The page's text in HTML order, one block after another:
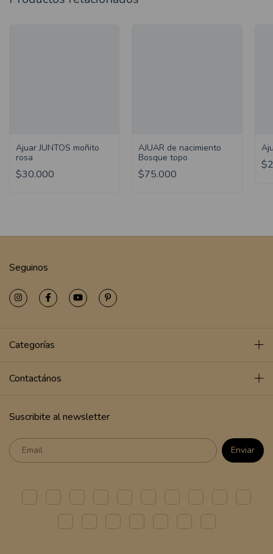
Ajuar JUNTOS moñito
rosa
$30.000
AJUAR de nacimiento
Bosque topo
$75.000
Seguinos
Categorías
Contactános
Suscribite al newsletter